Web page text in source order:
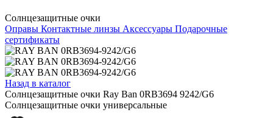
Солнцезащитные очки
Оправы Контактные линзы Аксессуары Подарочные
сертификаты
Назад в каталог
Солнцезащитные очки Ray Ban 0RB3694 9242/G6
Солнцезащитные очки универсальные